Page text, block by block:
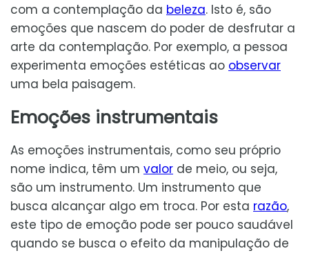
com a contemplação da beleza. Isto é, são
emoções que nascem do poder de desfrutar a
arte da contemplação. Por exemplo, a pessoa
experimenta emoções estéticas ao observar
uma bela paisagem.
Emoções instrumentais
As emoções instrumentais, como seu próprio
nome indica, têm um valor de meio, ou seja,
são um instrumento. Um instrumento que
busca alcançar algo em troca. Por esta razão,
este tipo de emoção pode ser pouco saudável
quando se busca o efeito da manipulação de